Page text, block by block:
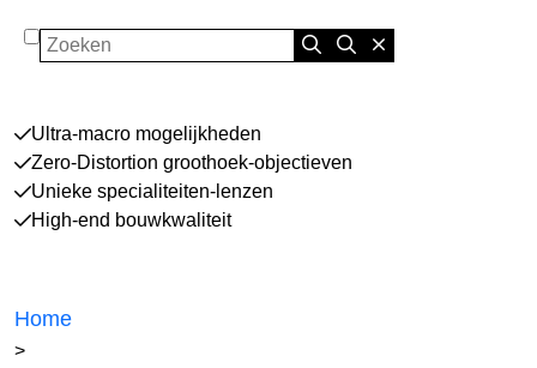
Zoeken
Ultra-macro mogelijkheden
Zero-Distortion groothoek-objectieven
Unieke specialiteiten-lenzen
High-end bouwkwaliteit
Home
>